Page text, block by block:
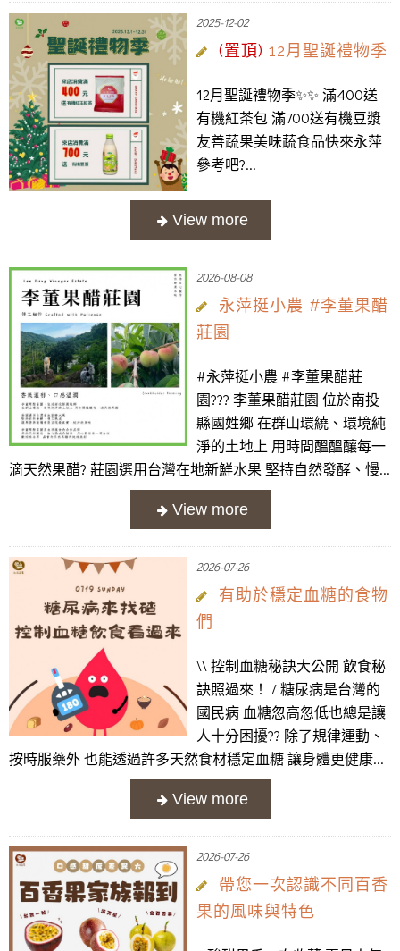
2025-12-02
(置頂) 12月聖誕禮物季
12月聖誕禮物季✨️✨️ 滿400送
有機紅茶包 滿700送有機豆漿
友善蔬果美味蔬食品快來永萍
參考吧?...
2026-08-08
永萍挺小農 #李董果醋
莊園
#永萍挺小農 #李董果醋莊
園??? 李董果醋莊園 位於南投
縣國姓鄉 在群山環繞、環境純
淨的土地上 用時間醞醞釀每一
滴天然果醋? 莊園選用台灣在地新鮮水果 堅持自然發酵、慢...
2026-07-26
有助於穩定血糖的食物
們
\\ 控制血糖秘訣大公開 飲食秘
訣照過來！ / 糖尿病是台灣的
國民病 血糖忽高忽低也總是讓
人十分困擾?‍? 除了規律運動、
按時服藥外 也能透過許多天然食材穩定血糖 讓身體更健康...
2026-07-26
帶您一次認識不同百香
果的風味與特色